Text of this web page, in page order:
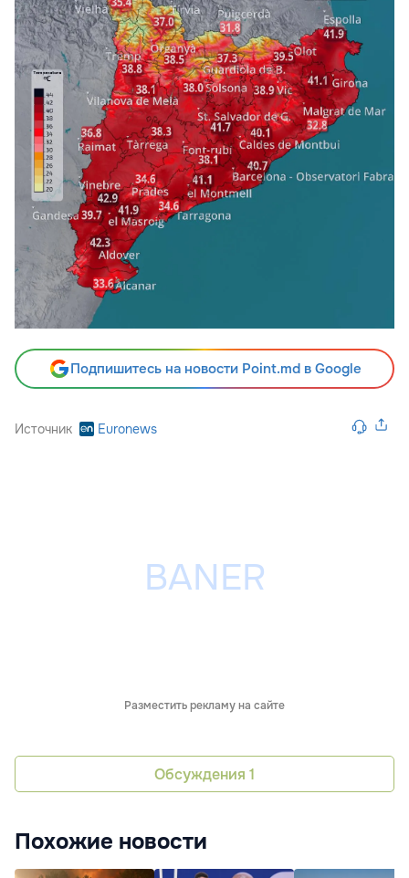
Подпишитесь на новости Point.md в Google
Источник Euronews
Разместить рекламу на сайте
Обсуждения 1
Похожие новости